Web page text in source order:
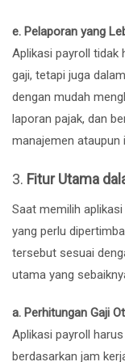
e. Pelaporan yang
Aplikasi payroll tidak
gaji, tetapi juga
dengan mudah
laporan pajak, dan
manajemen ataupun
3. Fitur Utama
Saat memilih
yang perlu
tersebut sesuai
utama yang
a. Perhitungan Gaji
Aplikasi payroll
berdasarkan jam